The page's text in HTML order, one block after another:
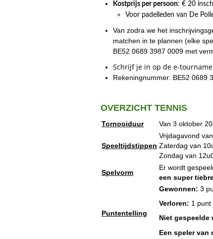
Kostprijs per persoon: € 20
Voor padelleden van De
Van zodra we het
matchen in te plannen (elke
BE52 0689 3987 0009 met
Schrijf je in op de e-
Rekeningnummer: BE52 0689
OVERZICHT TENNIS
Tornooiduur Van 3 oktober
Speeltijdstippen
Vrijdagavond
Zaterdag van
Zondag van
Spelvorm
Er wordt
een super
Puntentelling
Gewonnen: 3
Verloren: 1 punt
Niet
Een speler